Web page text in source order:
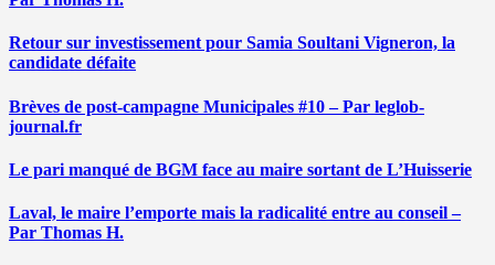
Retour sur investissement pour Samia Soultani Vigneron, la
candidate défaite
Brèves de post-campagne Municipales #10 – Par leglob-
journal.fr
Le pari manqué de BGM face au maire sortant de L’Huisserie
Laval, le maire l’emporte mais la radicalité entre au conseil –
Par Thomas H.